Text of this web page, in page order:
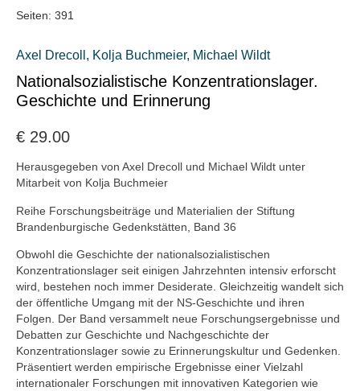
Seiten: 391
Axel Drecoll , Kolja Buchmeier, Michael Wildt
Nationalsozialistische Konzentrationslager.
Geschichte und Erinnerung
€ 29.00
Herausgegeben von Axel Drecoll und Michael Wildt unter
Mitarbeit von Kolja Buchmeier
Reihe Forschungsbeiträge und Materialien der Stiftung
Brandenburgische Gedenkstätten, Band 36
Obwohl die Geschichte der nationalsozialistischen
Konzentrationslager seit einigen Jahrzehnten intensiv erforscht
wird, bestehen noch immer Desiderate. Gleichzeitig wandelt sich
der öffentliche Umgang mit der NS-Geschichte und ihren
Folgen. Der Band versammelt neue Forschungsergebnisse und
Debatten zur Geschichte und Nachgeschichte der
Konzentrationslager sowie zu Erinnerungskultur und Gedenken.
Präsentiert werden empirische Ergebnisse einer Vielzahl
internationaler Forschungen mit innovativen Kategorien wie